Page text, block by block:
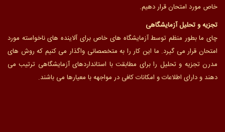
خاص مورد امتحان قرار دهیم.
تجزیه و تحلیل آزمایشگاهی
چای ما بطور منظم توسط آزمایشگاه های خاص برای آلاینده های ناخواسته مورد
امتحان قرار می گیرد. ما این کار را به متخصصانی واگذار می کنیم که روش های
مدرن تجزیه و تحلیل را برای مطابقت با استانداردهای آزمایشگاهی ترتیب می
دهند و دارای اطلاعات و امکانات کافی در مواجهه با معیارها می باشند.